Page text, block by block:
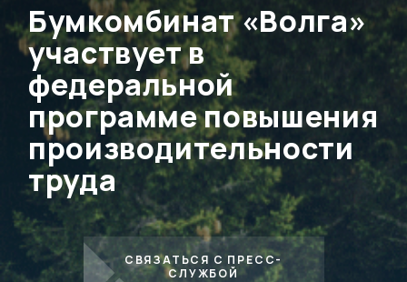
Бумкомбинат «Волга»
участвует в
федеральной
программе повышения
производительности
труда
СВЯЗАТЬСЯ С ПРЕСС-
СЛУЖБОЙ